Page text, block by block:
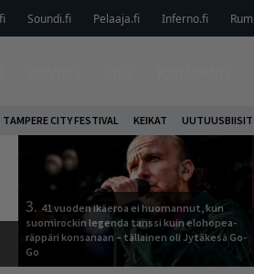
Soundi.fi Pelaaja.fi Inferno.fi
TAMPERE CITY FESTIVAL KEIKAT UUTUUSBIISIT
3. 41 vuoden ikäeroa ei huomannut, kun
suomirockin legenda tanssi kuin elohopea-
räppäri konsanaan – tällainen oli Jytäkesä Go-
Go